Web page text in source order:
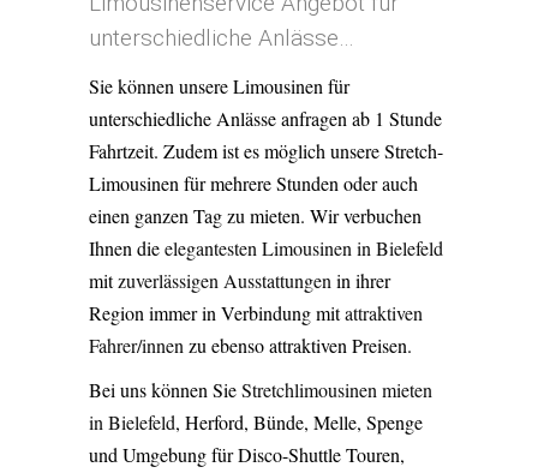
unterschiedliche Anlässe…
Sie können unsere Limousinen für
unterschiedliche Anlässe anfragen ab 1 Stunde
Fahrtzeit. Zudem ist es möglich unsere Stretch-
Limousinen für mehrere Stunden oder auch
einen ganzen Tag zu mieten. Wir verbuchen
Ihnen dieelegantesten Limousinen in Bielefeld
mitzuverlässigen Ausstattungen in ihrer
Region immer in Verbindung mitattraktiven
Fahrer/innen zu ebenso attraktiven Preisen.
Bei uns können SieStretchlimousinen mieten
in Bielefeld, Herford, Bünde, Melle, Spenge
und Umgebung für Disco-Shuttle Touren,